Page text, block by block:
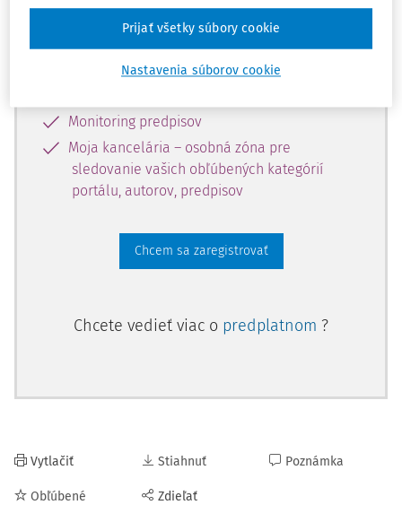
Vďaka registrácii získate prístup aj k
vybranému obsahu:
Monitoring predpisov
Moja kancelária – osobná zóna pre
sledovanie vašich obľúbených kategórií
portálu, autorov, predpisov
Chcem sa zaregistrovať
Chcete vedieť viac o predplatnom ?
Vytlačiť
Obľúbené
Stiahnuť
Zdieľať
Poznámka
Nastavenia súborov cookie
Prijať všetky súbory cookie